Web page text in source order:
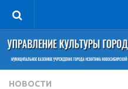
Управление
Руководитель
Сведения об организации
НОВОСТИ